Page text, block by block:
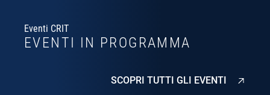
Eventi CRIT
EVENTI IN PROGRAMMA
SCOPRI TUTTI GLI EVENTI